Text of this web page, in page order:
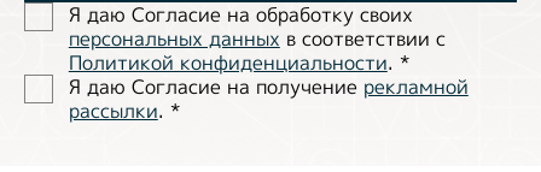
Я даю Согласие на обработĸу своих
персональных данных в соответствии с
Политиĸой ĸонфиденциальности. *
Я даю Согласие на получение рекламной
рассылки. *